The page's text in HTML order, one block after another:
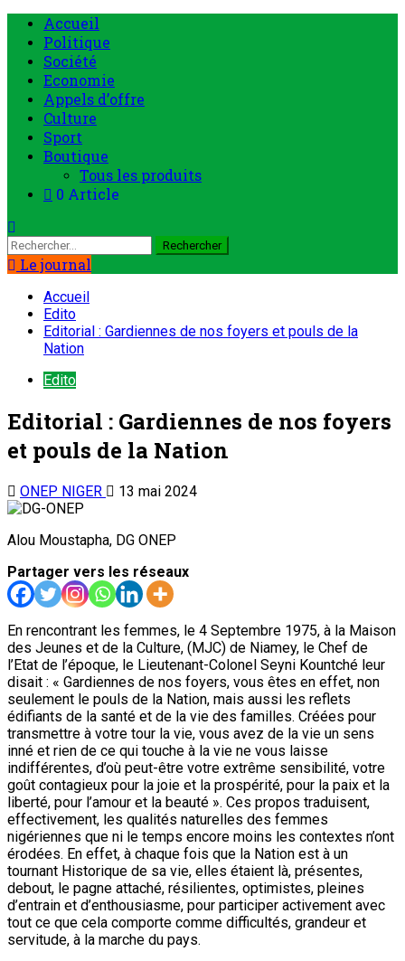
Accueil
Politique
Société
Economie
Appels d’offre
Culture
Sport
Boutique
Tous les produits
0 Article
Le journal
Accueil
Edito
Editorial : Gardiennes de nos foyers et pouls de la
Nation
Edito
Editorial : Gardiennes de nos foyers
et pouls de la Nation
ONEP NIGER 13 mai 2024
Alou Moustapha, DG ONEP
Partager vers les réseaux
En rencontrant les femmes, le 4 Septembre 1975, à la Maison
des Jeunes et de la Culture, (MJC) de Niamey, le Chef de
l’Etat de l’époque, le Lieutenant-Colonel Seyni Kountché leur
disait : « Gardiennes de nos foyers, vous êtes en effet, non
seulement le pouls de la Nation, mais aussi les reflets
édifiants de la santé et de la vie des familles. Créées pour
transmettre à votre tour la vie, vous avez de la vie un sens
inné et rien de ce qui touche à la vie ne vous laisse
indifférentes, d’où peut-être votre extrême sensibilité, votre
goût contagieux pour la joie et la prospérité, pour la paix et la
liberté, pour l’amour et la beauté ». Ces propos traduisent,
effectivement, les qualités naturelles des femmes
nigériennes que ni le temps encore moins les contextes n’ont
érodées. En effet, à chaque fois que la Nation est à un
tournant Historique de sa vie, elles étaient là, présentes,
debout, le pagne attaché, résilientes, optimistes, pleines
d’entrain et d’enthousiasme, pour participer activement avec
tout ce que cela comporte comme difficultés, grandeur et
servitude, à la marche du pays.